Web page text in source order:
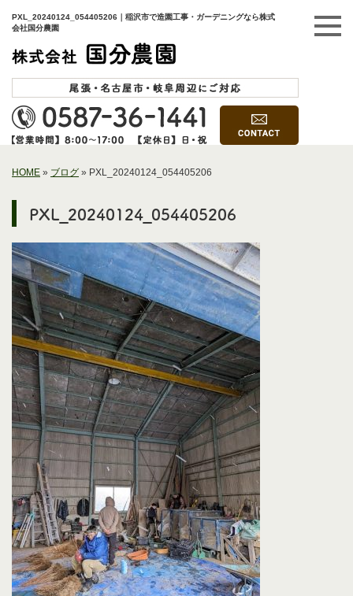
PXL_20240124_054405206｜稲沢市で造園工事・ガーデニングなら株式
会社国分農園
HOME » ブログ » PXL_20240124_054405206
PXL_20240124_054405206